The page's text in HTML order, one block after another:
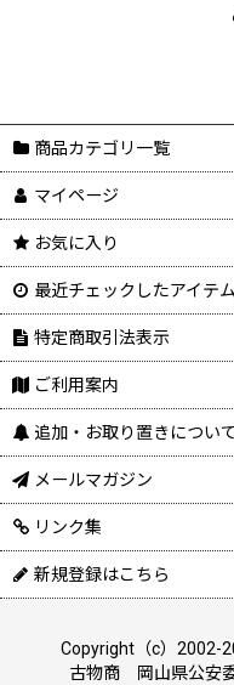
商品カテゴリ一覧
マイページ
お気に入り
最近チェックしたアイテム
特定商取引法表示
ご利用案内
追加・お取り置きについて
メールマガジン
リンク集
新規登録はこちら
Copyright（c）2002-
古物商 岡山県公安